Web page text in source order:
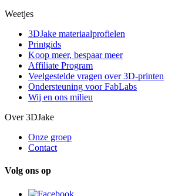
Weetjes
3DJake materiaalprofielen
Printgids
Koop meer, bespaar meer
Affiliate Program
Veelgestelde vragen over 3D-printen
Ondersteuning voor FabLabs
Wij en ons milieu
Over 3DJake
Onze groep
Contact
Volg ons op